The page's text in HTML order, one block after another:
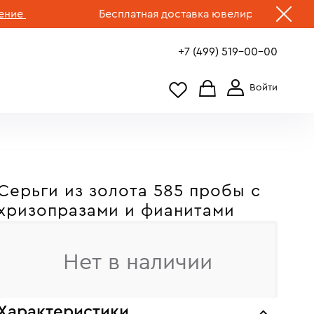
Бесплатная доставка ювелирных изделий по
+7 (499) 519-00-00
из золота 585 пробы c
и фианитами
Нет в наличии